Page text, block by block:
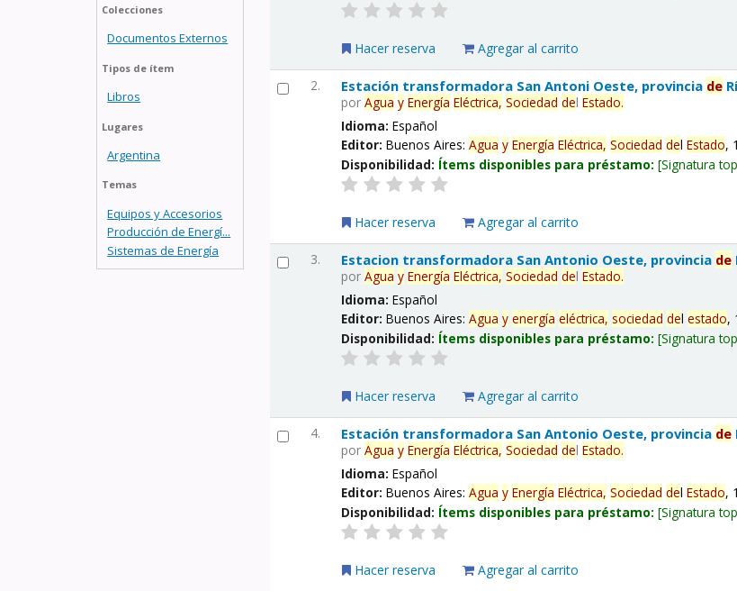
Colecciones
Documentos Externos
Tipos de ítem
Libros
Lugares
Argentina
Temas
Equipos y Accesorios
Producción de Energí...
Sistemas de Energía
Hacer reserva Agregar al carrito
2. Estación transformadora San Antoni Oeste, provincia de
porAgua y Energía Eléctrica, Sociedad delEstado.
Idioma:Español
Editor:Buenos Aires:Agua y Energía Eléctrica, Sociedad delEstado,
Disponibilidad: Ítems disponibles para préstamo: Signatura
Hacer reserva Agregar al carrito
3. Estacion transformadora San Antonio Oeste, provincia de
porAgua y Energía Eléctrica, Sociedad delEstado.
Idioma:Español
Editor:Buenos Aires:Agua y energía eléctrica, sociedad delestado,
Disponibilidad: Ítems disponibles para préstamo: Signatura
Hacer reserva Agregar al carrito
4. Estación transformadora San Antonio Oeste, provincia de
porAgua y Energía Eléctrica, Sociedad delEstado.
Idioma:Español
Editor:Buenos Aires:Agua y Energía Eléctrica, Sociedad delEstado,
Disponibilidad: Ítems disponibles para préstamo: Signatura
Hacer reserva Agregar al carrito